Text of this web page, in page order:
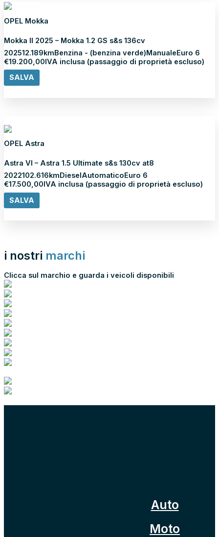
OPEL Mokka
Mokka II 2025 – Mokka 1.2 GS s&s 136cv
202512.189kmBenzina - (benzina verde)ManualeEuro 6
€19.200,00IVA inclusa (passaggio di proprietà escluso)
SALVA
OPEL Astra
Astra VI – Astra 1.5 Ultimate s&s 130cv at8
2022102.616kmDiesel AutomaticoEuro 6
€17.500,00 IVA inclusa (passaggio di proprietà escluso)
SALVA
i nostri marchi
Clicca sul marchio e guarda i veicoli disponibili
Auto
Moto